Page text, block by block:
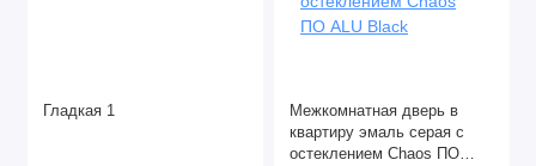
Гладкая 1
Межкомнатная дверь в
квартиру эмаль серая с
остеклением Chaos ПО